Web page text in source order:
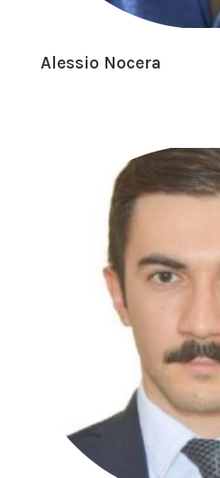
Alessio Nocera